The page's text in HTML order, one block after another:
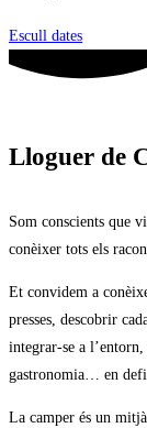
Escull dates
Lloguer de
Som conscients que
conèixer tots els
Et convidem a
presses, descobrir
integrar-se a
gastronomia… en
La camper és un